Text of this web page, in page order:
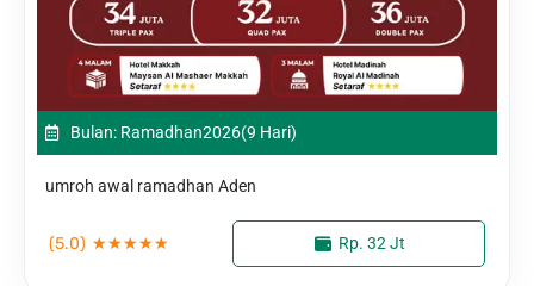
Bulan: Ramadhan2026(9 Hari)
umroh awal ramadhan Aden
(5.0) ★★★★★ Rp. 32 Jt